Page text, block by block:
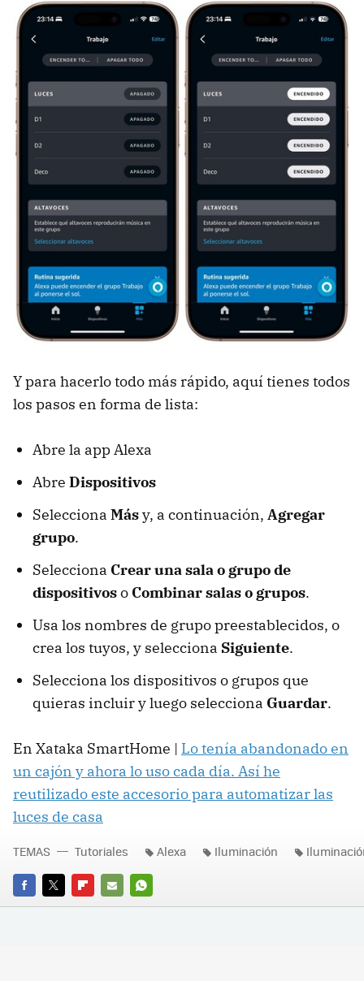
Y para hacerlo todo más rápido, aquí tienes todos
los pasos en forma de lista:
Abre la app Alexa
Abre Dispositivos
Selecciona Másy, a continuación, Agregar
grupo.
Selecciona Crear una sala o grupo de
dispositivoso Combinar salas o grupos.
Usa los nombres de grupo preestablecidos, o
crea los tuyos, y selecciona Siguiente.
Selecciona los dispositivos o grupos que
quieras incluir y luego selecciona Guardar.
En Xataka SmartHome | Lo tenía abandonado en
un cajón y ahora lo uso cada día. Así he
reutilizado este accesorio para automatizar las
luces de casa
FACEBOOK
TWITTERFLIPBOARD
E-
WHATSAPP
TEMAS Tutoriales Alexa Iluminación